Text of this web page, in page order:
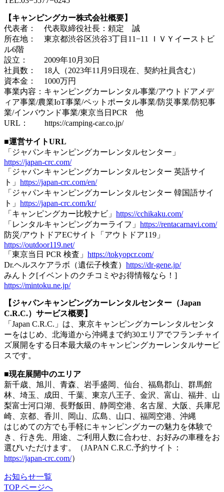
【キャンピングカー株式会社概要】
代表者： 代表取締役社長：頼定 誠
所在地： 東京都渋谷区渋谷3丁目11−11 ＩＶＹイーストビ
ル6階
設立： 2009年10月30日
社員数： 18人（2023年11月9日現在、契約社員含む）
資本金： 1000万円
事業内容：キャンピングカーレンタル事業/アウトドアメデ
ィア事業/農業IoT事業/ペットポータル事業/防災事業/防犯事
業/インバウンド事業/東京当日PCR 他
URL： https://camping-car.co.jp/
■運営サイトURL
「ジャパンキャンピングカーレンタルセンター」
https://japan-crc.com/
「ジャパンキャンピングカーレンタルセンター 英語サイ
ト」 https://japan-crc.com/en/
「ジャパンキャンピングカーレンタルセンター 韓国語サイ
ト」 https://japan-crc.com/kr/
「キャンピングカー比較ナビ」 https://cchikaku.com/
「レンタルキャンピングカーライフ」 https://rentacarnavi.com/
防災/アウトドアECサイト「アウトドア119」
https://outdoor119.net/
「東京当日 PCR 検査」 https://tokyopcr.com/
Dr.ヘルスケアラボ（遺伝子検査） https://dr-gene.jp/
みんトク[イベントのクチコミやお得情報なら！]
https://mintoku.ne.jp/
【ジャパンキャンピングカーレンタルセンター（Japan
C.R.C.）サービス概要】
「Japan C.R.C.」は、東京キャンピングカーレンタルセンタ
ーをはじめ、北海道から沖縄まで約30エリアでフランチャイ
ズ展開をする日本最大級のキャンピングカーレンタルサービ
スです。
■現在展開中のエリア
新千歳、旭川、青森、岩手盛岡、仙台、福島郡山、群馬館
林、埼玉、成田、千葉、東京八王子、金沢、富山、福井、山
梨富士河口湖、長野飯田、静岡空港、名古屋、大阪、兵庫尼
崎、京都、香川、岡山、広島、山口、福岡空港、沖縄
はじめての方でも手軽にキャンピングカーの魅力を体験で
き、行き先、用途、ご利用人数に合わせ、お好みの車種をお
選びいただけます。（JAPAN C.R.C.予約サイト：
https://japan-crc.com/）
お知らせ一覧
TOP ページへ